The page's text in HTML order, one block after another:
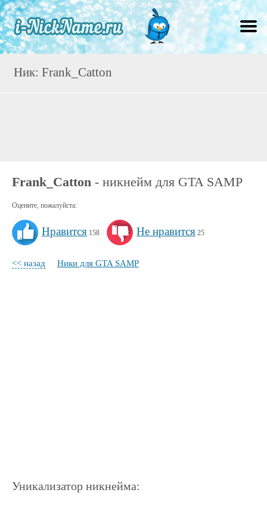
Ник: Frank_Catton
Frank_Catton - никнейм для GTA SAMP
Оцените, пожалуйста:
Нравится 158 Не нравится 25
<< назад Ники для GTA SAMP
Уникализатор никнейма: